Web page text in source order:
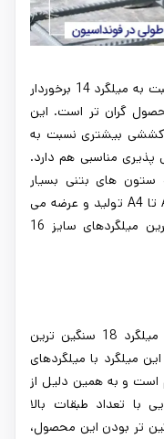
میلگرد 16 از وزن و استحکام بیشتری نسبت به میلگرد 14 برخوردار
گران تر است. این
بیشتری نسبت به
مناسبی هم دارد.
ساخت ستون های بتنی بسیار
کاربرد دارند. این محصول در گریدهای A1 تا A4 تولید و عرضه می
شود که گریدهای A2 و A3 پرفروش ترین میلگردهای سایز 16
در بین پرفروش ترین سایزهای میلگرد، میلگرد 18 سنگین ترین
میلگرد با میلگردهای
حدود 10 و 5 کیلوگرم است و به همین دلیل از
هایی با تعداد طبقات بالا
تر بودن این محصول،